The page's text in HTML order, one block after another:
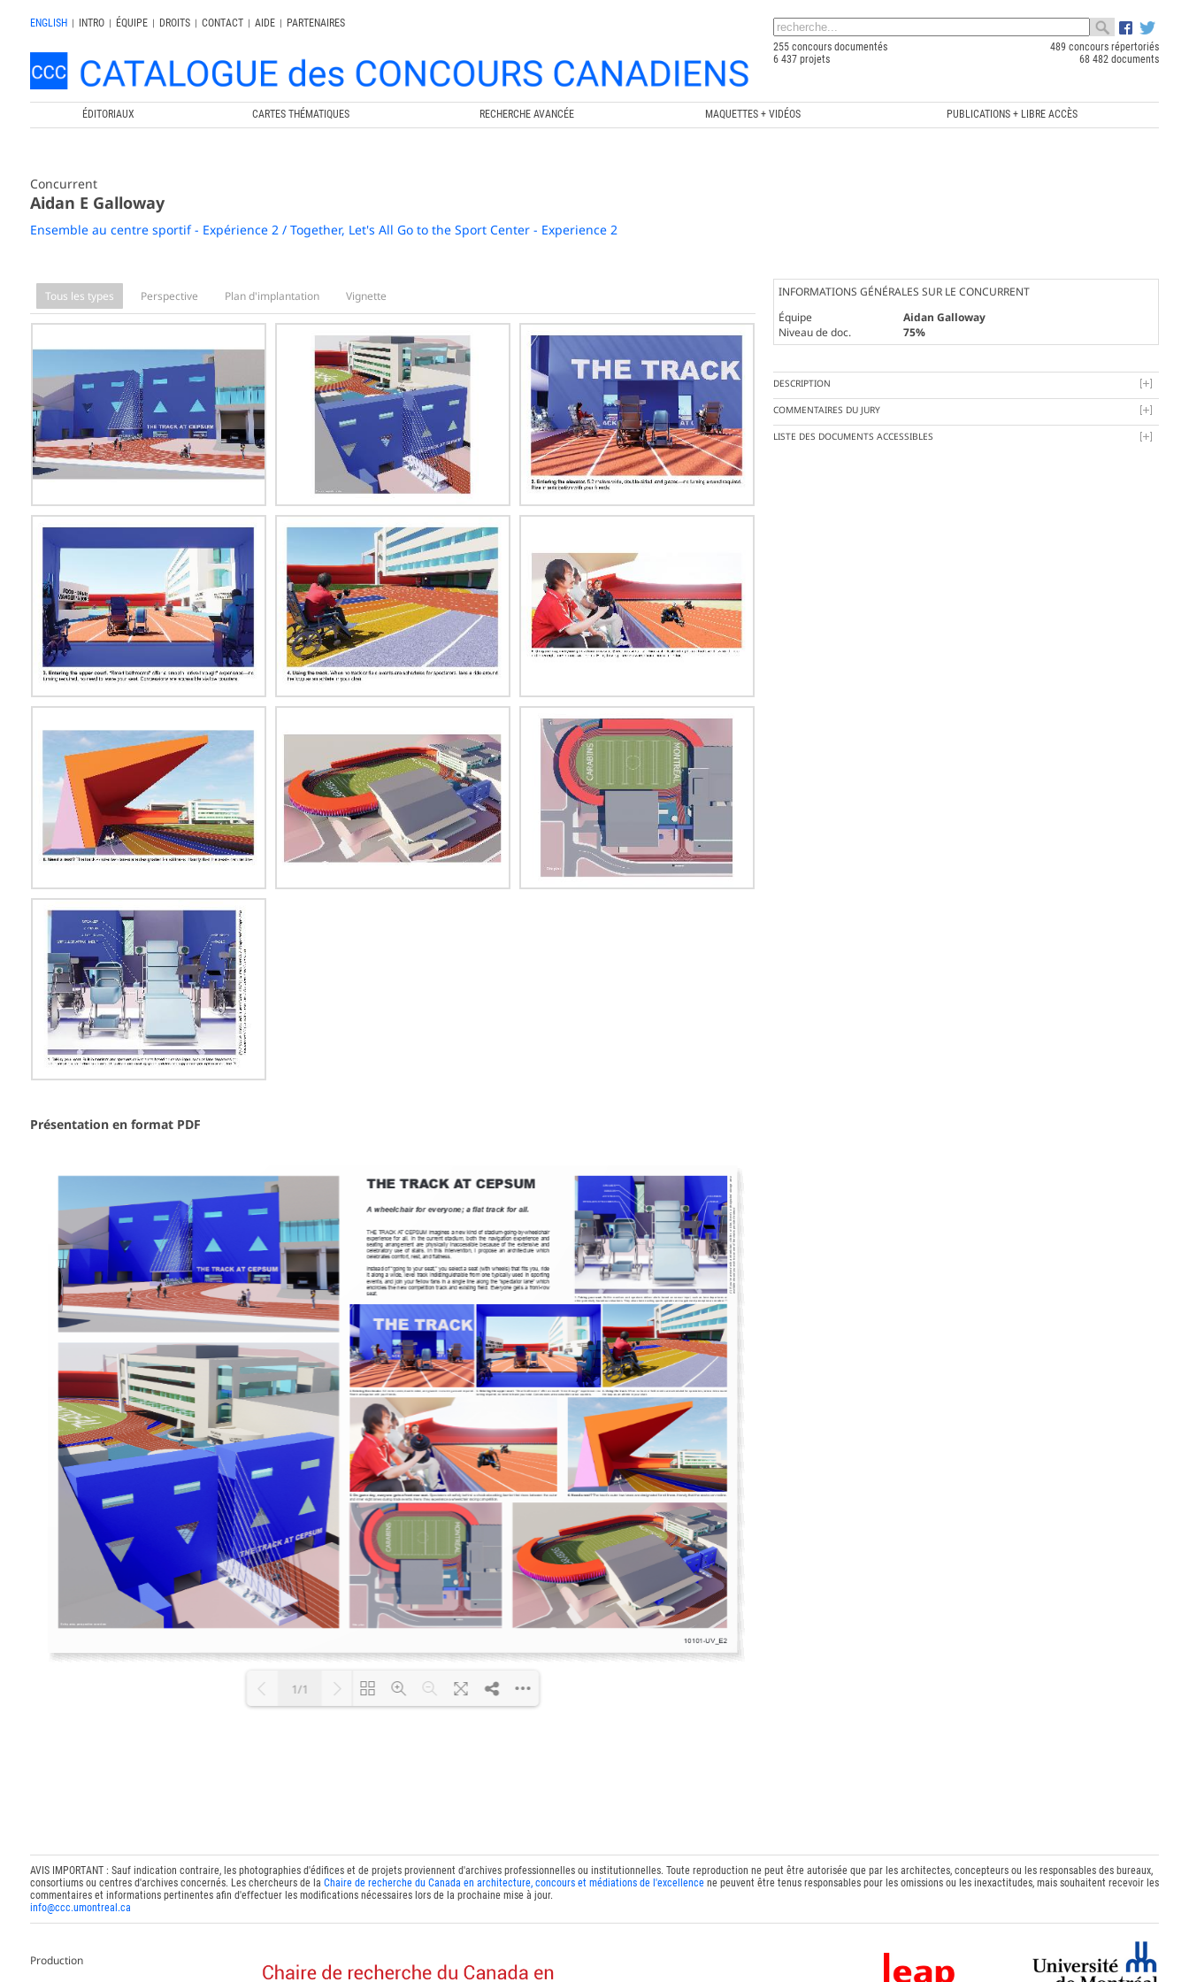
ENGLISH | INTRO | ÉQUIPE | DROITS | CONTACT | AIDE |
PARTENAIRES
255 concours documentés
489 concours répertoriés
6 437 projets
68 482 documents
ÉDITORIAUX CARTES THÉMATIQUES RECHERCHE AVANCÉE MAQUETTES + VIDÉOS PUBLICATIONS + LIBRE ACCÈS
Concurrent
Aidan E Galloway
Ensemble au centre sportif - Expérience 2 / Together, Let's All Go to the Sport Center - Experience 2
Tous les types Perspective Plan d'implantation Vignette
Présentation en format PDF
1/1
INFORMATIONS GÉNÉRALES SUR LE CONCURRENT
Équipe
Aidan Galloway
Niveau de doc.
75%
DESCRIPTION
COMMENTAIRES DU JURY
LISTE DES DOCUMENTS ACCESSIBLES
AVIS IMPORTANT : Sauf indication contraire, les photographies d'édifices et de projets proviennent d'archives professionnelles ou institutionnelles. Toute reproduction ne peut être autorisée que par les architectes, concepteurs ou les responsables des bureaux,
consortiums ou centres d'archives concernés. Les chercheurs de la Chaire de recherche du Canada en architecture, concours et médiations de l'excellencene peuvent être tenus responsables pour les omissions ou les inexactitudes, mais souhaitent recevoir les
commentaires et informations pertinentes afin d'effectuer les modifications nécessaires lors de la prochaine mise à jour.
info@ccc.umontreal.ca
Production